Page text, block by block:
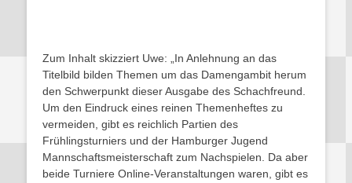
Zum Inhalt skizziert Uwe: „In Anlehnung an das
Titelbild bilden Themen um das Damengambit herum
den Schwerpunkt dieser Ausgabe des Schachfreund.
Um den Eindruck eines reinen Themenheftes zu
vermeiden, gibt es reichlich Partien des
Frühlingsturniers und der Hamburger Jugend
Mannschaftsmeisterschaft zum Nachspielen. Da aber
beide Turniere Online-Veranstaltungen waren, gibt es